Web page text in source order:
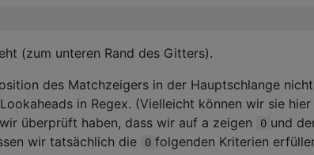
(zum unteren Rand des Gitters).
des Matchzeigers in der Hauptschlange nicht
in Regex. (Vielleicht können wir sie hier
überprüft haben, dass wir auf a zeigen
0 und
wir tatsächlich die
0 folgenden Kriterien